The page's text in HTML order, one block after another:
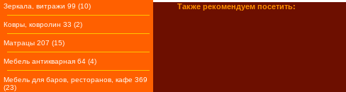
Зеркала, витражи 99 (10)
Ковры, ковролин 33 (2)
Матрацы 207 (15)
Мебель антикварная 64 (4)
Мебель для баров, ресторанов, кафе 369
(23)
Также рекомендуем посетить: